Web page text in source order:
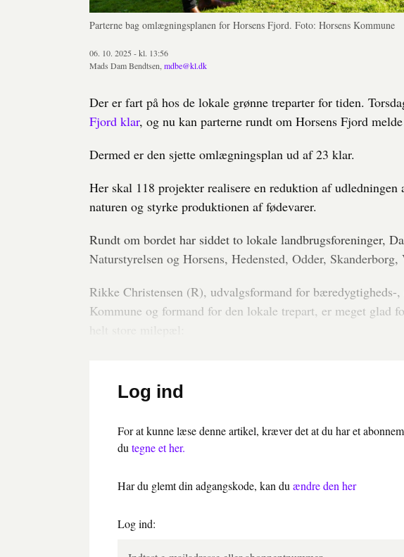
Parterne bag omlægningsplanen for Horsens Fjord. Foto: Horsens Kommune
06. 10. 2025 - kl. 13:56
Mads Dam Bendtsen, mdbe@kl.dk
Der er fart på hos de lokale grønne treparter for tiden.
Fjord klar, og nu kan parterne rundt om Horsens Fjord
Dermed er den sjette omlægningsplan ud af 23 klar.
Her skal 118 projekter realisere en reduktion af
naturen og styrke produktionen af fødevarer.
Rundt om bordet har siddet to lokale landbrugsforeninger,
Naturstyrelsen og Horsens, Hedensted, Odder,
Rikke Christensen (R), udvalgsformand for
Kommune og formand for den lokale trepart, er meget glad
Log ind
For at kunne læse denne artikel, kræver det at du har et
du tegne et her.
Har du glemt din adgangskode, kan du ændre den her
Log ind: